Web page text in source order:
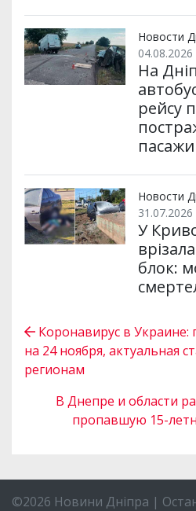
Новости
04.08.2026
На
рейсу
Новости
31.07.2026
У
блок:
Коронавирус в Украине:
на 24 ноября, актуальная
регионам
В Днепре и области
пропавшую 15-
©2026 Новини Дніпра |